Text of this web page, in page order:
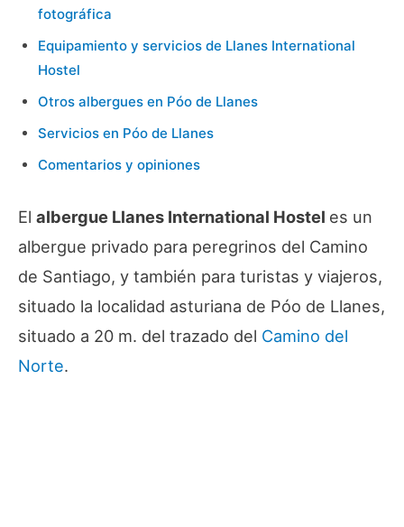
fotográfica
Equipamiento y servicios de Llanes International
Hostel
Otros albergues en Póo de Llanes
Servicios en Póo de Llanes
Comentarios y opiniones
El albergue Llanes International Hostel es un
albergue privado para peregrinos del Camino
de Santiago, y también para turistas y viajeros,
situado la localidad asturiana de Póo de Llanes,
situado a 20 m. del trazado del Camino del
Norte.